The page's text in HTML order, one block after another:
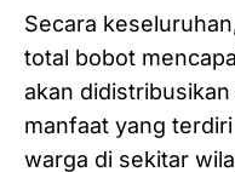
Secara
total bobot
akan
manfaat yang
warga di sekitar